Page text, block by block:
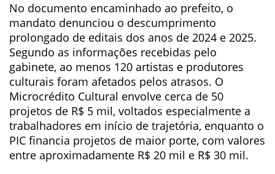
No documento encaminhado ao prefeito, o
mandato denunciou o descumprimento
prolongado de editais dos anos de 2024 e 2025.
Segundo as informações recebidas pelo
gabinete, ao menos 120 artistas e produtores
culturais foram afetados pelos atrasos. O
Microcrédito Cultural envolve cerca de 50
projetos de R$ 5 mil, voltados especialmente a
trabalhadores em início de trajetória, enquanto o
PIC financia projetos de maior porte, com valores
entre aproximadamente R$ 20 mil e R$ 30 mil.